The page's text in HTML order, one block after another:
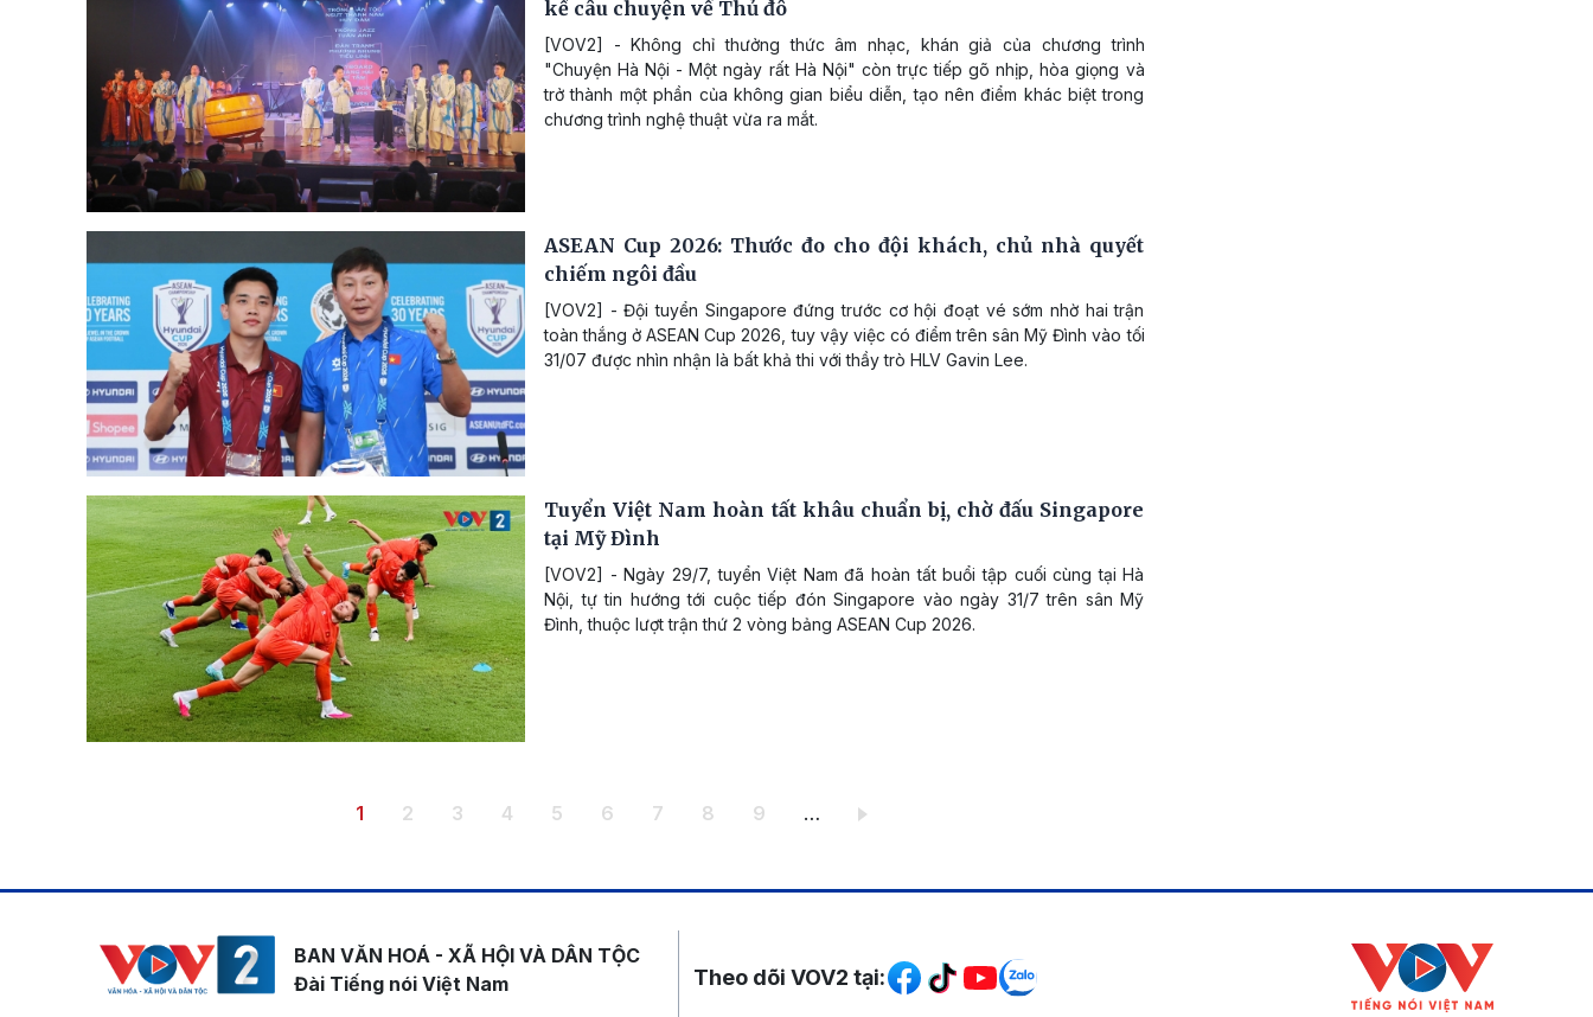
kể câu chuyện về Thủ đô
[VOV2] - Không chỉ thưởng thức âm nhạc, khán giả của chương trình
"Chuyện Hà Nội - Một ngày rất Hà Nội" còn trực tiếp gõ nhịp, hòa giọng và
trở thành một phần của không gian biểu diễn, tạo nên điểm khác biệt trong
chương trình nghệ thuật vừa ra mắt.
ASEAN Cup 2026: Thước đo cho đội khách, chủ nhà quyết
chiếm ngôi đầu
[VOV2] - Đội tuyển Singapore đứng trước cơ hội đoạt vé sớm nhờ hai trận
toàn thắng ở ASEAN Cup 2026, tuy vậy việc có điểm trên sân Mỹ Đình vào tối
31/07 được nhìn nhận là bất khả thi với thầy trò HLV Gavin Lee.
Tuyển Việt Nam hoàn tất khâu chuẩn bị, chờ đấu Singapore
tại Mỹ Đình
[VOV2] - Ngày 29/7, tuyển Việt Nam đã hoàn tất buổi tập cuối cùng tại Hà
Nội, tự tin hướng tới cuộc tiếp đón Singapore vào ngày 31/7 trên sân Mỹ
Đình, thuộc lượt trận thứ 2 vòng bảng ASEAN Cup 2026.
Trang hiện thời
1 Trang
2 Trang
3 Trang
4 Trang
5 Trang
6 Trang
7 Trang
8 Trang
9 …
BAN VĂN HOÁ - XÃ HỘI VÀ DÂN TỘC
Đài Tiếng nói Việt Nam
Mạng xã hội
Theo dõi VOV2 tại: